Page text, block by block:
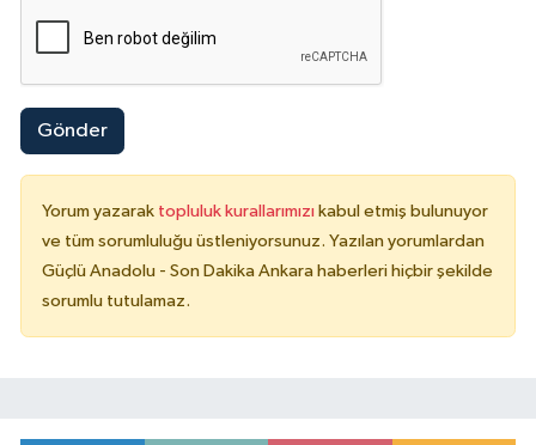
Gönder
Yorum yazarak topluluk kurallarımızı kabul etmiş bulunuyor
ve tüm sorumluluğu üstleniyorsunuz. Yazılan yorumlardan
Güçlü Anadolu - Son Dakika Ankara haberleri hiçbir şekilde
sorumlu tutulamaz.